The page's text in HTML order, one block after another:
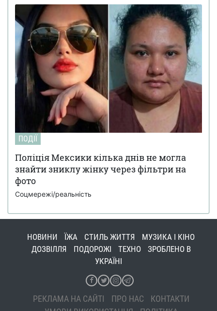
ПОДІЇ
Поліція Мексики кілька днів не могла
знайти зниклу жінку через фільтри на
фото
Соцмережі/реальність
НОВИНИ ЇЖА СТИЛЬ ЖИТТЯ
МУЗИКА І КІНО
ДОЗВІЛЛЯ
ПОДОРОЖІ ТЕХНО
ЗРОБЛЕНО В
УКРАЇНІ
РЕКЛАМА НА САЙТІ ПРО НАС
КОНТАКТИ